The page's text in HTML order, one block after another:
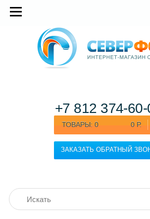
ТОВАРЫ: 0 0 Р.
ЗАКАЗАТЬ ОБРАТНЫЙ
+7 812 374-